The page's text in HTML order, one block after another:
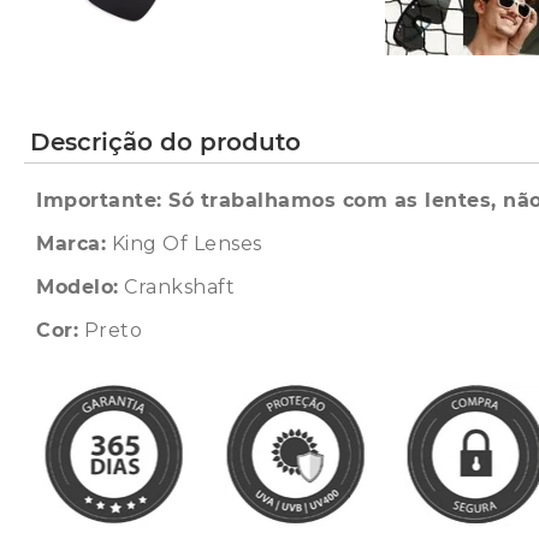
Descrição do produto
Importante: Só trabalhamos com as lentes,
Marca: King Of Lenses
Modelo: Crankshaft
Cor: Preto